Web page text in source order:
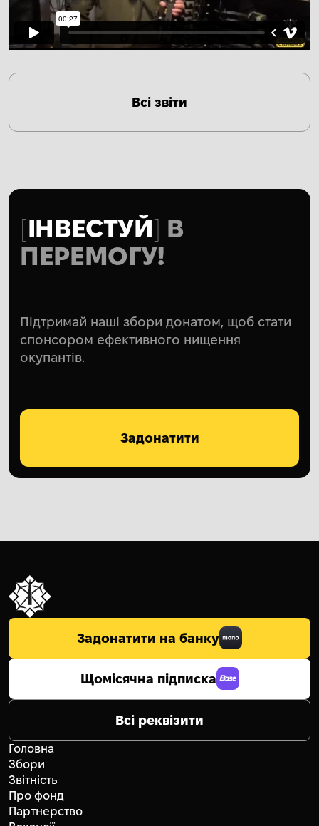
Всі звіти
ІНВЕСТУЙ В
ПЕРЕМОГУ!
Підтримай наші збори донатом, щоб стати
спонсором ефективного нищення
окупантів.
Задонатити
Задонатити на банку
Щомісячна підписка
Всі реквізити
Головна
Збори
Звітність
Про фонд
Партнерство